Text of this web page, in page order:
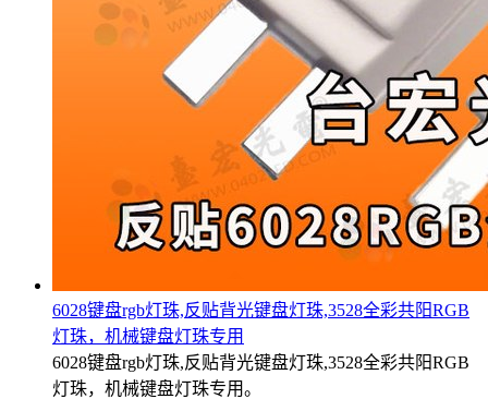
6028键盘rgb灯珠,反贴背光键盘灯珠,3528全彩共阳RGB
灯珠，机械键盘灯珠专用
6028键盘rgb灯珠,反贴背光键盘灯珠,3528全彩共阳RGB
灯珠，机械键盘灯珠专用。